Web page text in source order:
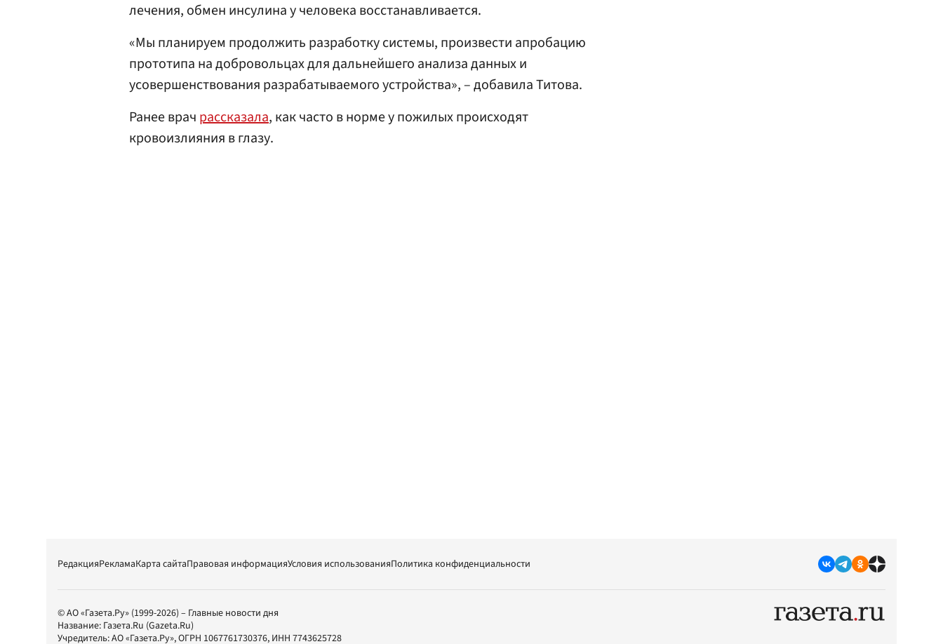
лечения, обмен инсулина у человека восстанавливается.
«Мы планируем продолжить разработку системы, произвести апробацию
прототипа на добровольцах для дальнейшего анализа данных и
усовершенствования разрабатываемого устройства», – добавила Титова.
Ранее врач рассказала, как часто в норме у пожилых происходят
кровоизлияния в глазу.
РедакцияРекламаКарта сайтаПравовая информацияУсловия использованияПолитика конфиденциальности
© АО «Газета.Ру» (1999-2026) – Главные новости дня
Название: Газета.Ru (Gazeta.Ru)
Учредитель:АО «Газета.Ру», ОГРН 1067761730376, ИНН 7743625728